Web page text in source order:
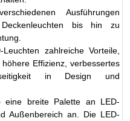
Ausführungen
bis hin zu
zahlreiche Vorteile,
Effizienz, verbessertes
in Design und
eine breite Palette an LED-
Außenbereich an. Die LED-